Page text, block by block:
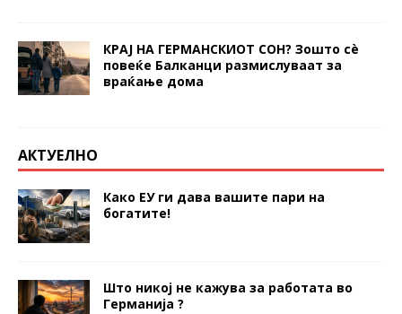
КРАЈ НА ГЕРМАНСКИОТ СОН? Зошто сè
повеќе Балканци размислуваат за
враќање дома
АКТУЕЛНО
Како ЕУ ги дава вашите пари на
богатите!
Што никој не кажува за работата во
Германија ?